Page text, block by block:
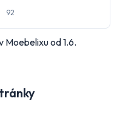
92
od 1.6.
Obuv